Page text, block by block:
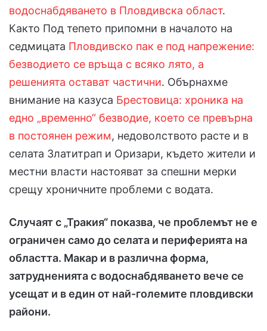
водоснабдяването в Пловдивска област.
Както Под тепето припомни в началото на
седмицата Пловдивско пак е под напрежение:
безводието се връща с всяко лято, а
решенията остават частични. Обърнахме
внимание на казуса Брестовица: хроника на
едно „временно“ безводие, което се превърна
в постоянен режим, недоволството расте и в
селата Златитрап и Оризари, където жители и
местни власти настояват за спешни мерки
срещу хроничните проблеми с водата.
Случаят с „Тракия“ показва, че проблемът не е
ограничен само до селата и периферията на
областта. Макар и в различна форма,
затрудненията с водоснабдяването вече се
усещат и в един от най-големите пловдивски
райони.